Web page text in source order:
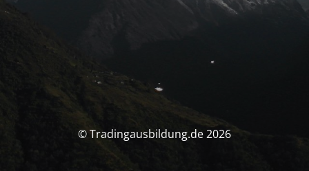
© Tradingausbildung.de 2026